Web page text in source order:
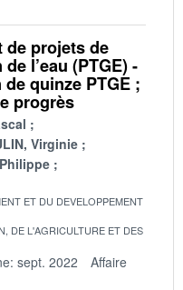
de projets de
l’eau (PTGE) -
quinze PTGE ;
progrès
Virginie
ET DU DEVELOPPEMENT
DE L'AGRICULTURE ET DES
sept. 2022
Affaire